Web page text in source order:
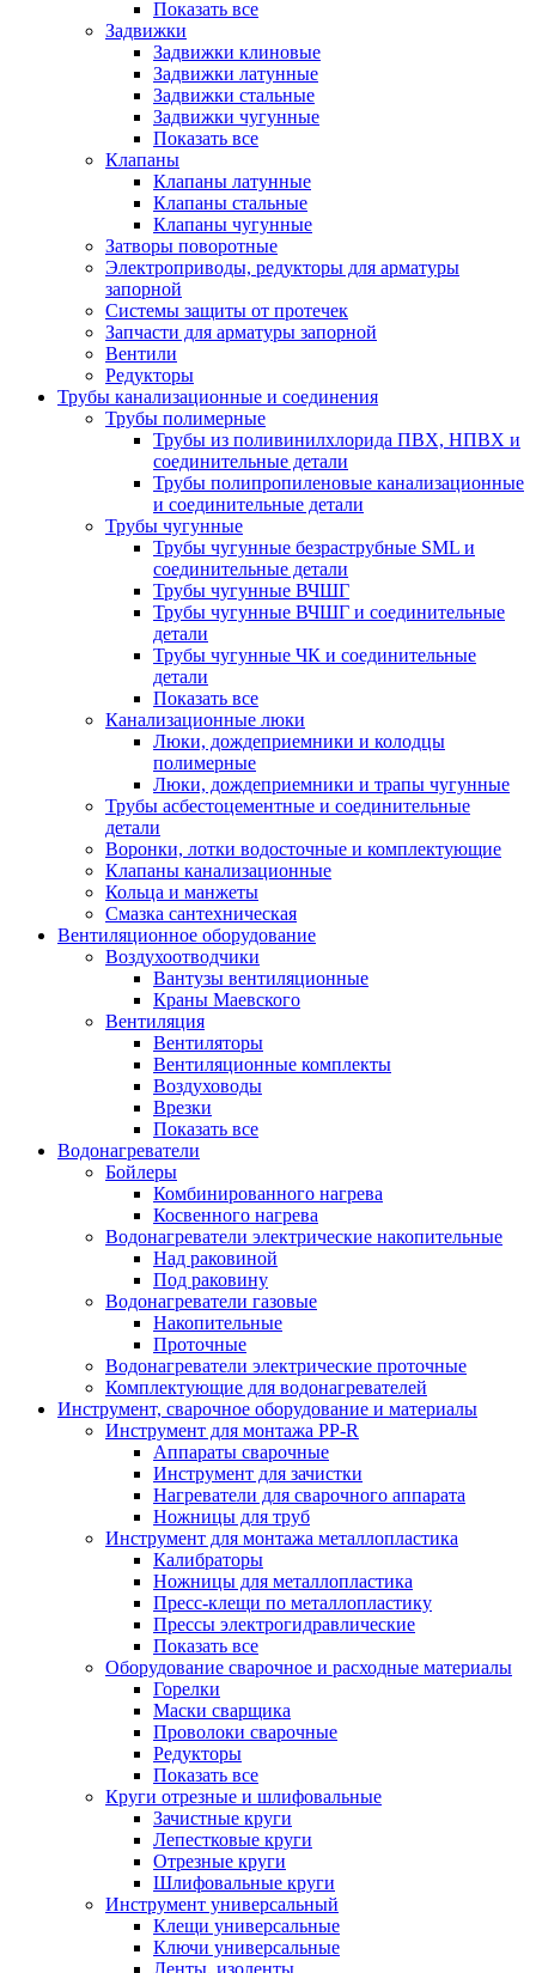
Показать все
Задвижки
Задвижки клиновые
Задвижки латунные
Задвижки стальные
Задвижки чугунные
Показать все
Клапаны
Клапаны латунные
Клапаны стальные
Клапаны чугунные
Затворы поворотные
Электроприводы, редукторы для арматуры
запорной
Системы защиты от протечек
Запчасти для арматуры запорной
Вентили
Редукторы
Трубы канализационные и соединения
Трубы полимерные
Трубы из поливинилхлорида ПВХ, НПВХ и
соединительные детали
Трубы полипропиленовые канализационные
и соединительные детали
Трубы чугунные
Трубы чугунные безраструбные SML и
соединительные детали
Трубы чугунные ВЧШГ
Трубы чугунные ВЧШГ и соединительные
детали
Трубы чугунные ЧК и соединительные
детали
Показать все
Канализационные люки
Люки, дождеприемники и колодцы
полимерные
Люки, дождеприемники и трапы чугунные
Трубы асбестоцементные и соединительные
детали
Воронки, лотки водосточные и комплектующие
Клапаны канализационные
Кольца и манжеты
Смазка сантехническая
Вентиляционное оборудование
Воздухоотводчики
Вантузы вентиляционные
Краны Маевского
Вентиляция
Вентиляторы
Вентиляционные комплекты
Воздуховоды
Врезки
Показать все
Водонагреватели
Бойлеры
Комбинированного нагрева
Косвенного нагрева
Водонагреватели электрические накопительные
Над раковиной
Под раковину
Водонагреватели газовые
Накопительные
Проточные
Водонагреватели электрические проточные
Комплектующие для водонагревателей
Инструмент, сварочное оборудование и материалы
Инструмент для монтажа PP-R
Аппараты сварочные
Инструмент для зачистки
Нагреватели для сварочного аппарата
Ножницы для труб
Инструмент для монтажа металлопластика
Калибраторы
Ножницы для металлопластика
Пресс-клещи по металлопластику
Прессы электрогидравлические
Показать все
Оборудование сварочное и расходные материалы
Горелки
Маски сварщика
Проволоки сварочные
Редукторы
Показать все
Круги отрезные и шлифовальные
Зачистные круги
Лепестковые круги
Отрезные круги
Шлифовальные круги
Инструмент универсальный
Клещи универсальные
Ключи универсальные
Ленты, изоленты